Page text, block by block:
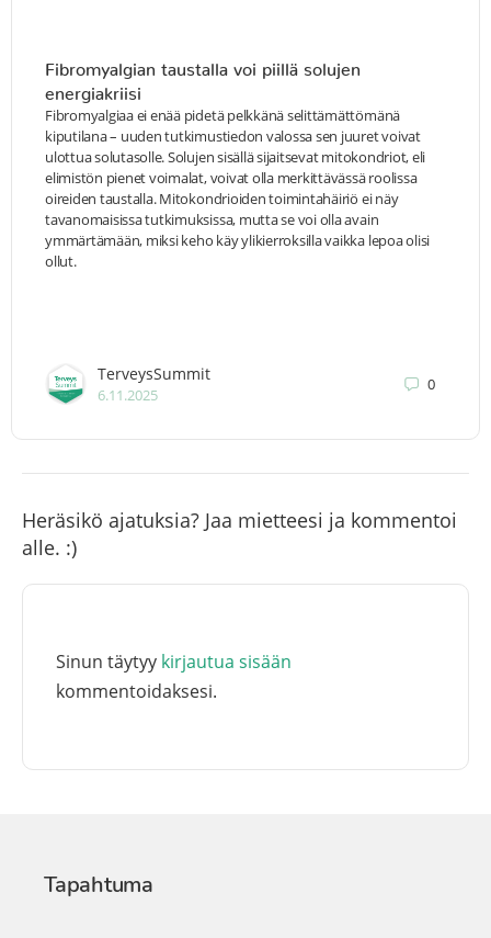
Fibromyalgian taustalla voi piillä solujen
energiakriisi
Fibromyalgiaa ei enää pidetä pelkkänä selittämättömänä
kiputilana – uuden tutkimustiedon valossa sen juuret voivat
ulottua solutasolle. Solujen sisällä sijaitsevat mitokondriot, eli
elimistön pienet voimalat, voivat olla merkittävässä roolissa
oireiden taustalla. Mitokondrioiden toimintahäiriö ei näy
tavanomaisissa tutkimuksissa, mutta se voi olla avain
ymmärtämään, miksi keho käy ylikierroksilla vaikka lepoa olisi
ollut.
TerveysSummit
6.11.2025
0
Heräsikö ajatuksia? Jaa mietteesi ja kommentoi
alle. :)
Sinun täytyy kirjautua sisään
kommentoidaksesi.
Tapahtuma